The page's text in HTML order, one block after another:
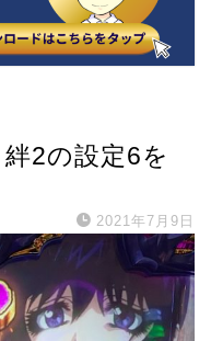
2の設定6を
2021年7月9日